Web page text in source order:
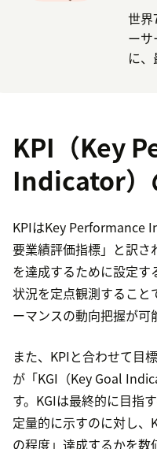
世界
ー
に
KPI（Key
Indicator）
KPIはKey Performance
要業績評価指標」と訳さ
を達成するために設定す
状況を定点観測すること
ーマンスの動向把握が可
また、KPIと合わせて目
が「KGI（Key Goal
す。KGIは最終的に目指
定量的に示すのに対し
の程度」達成するかを